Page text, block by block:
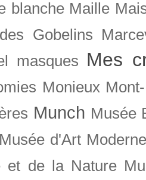
blanche Maille
Gobelins
masques Mes
Monieux
Munch Musée
Musée d'Art
et de la Nature